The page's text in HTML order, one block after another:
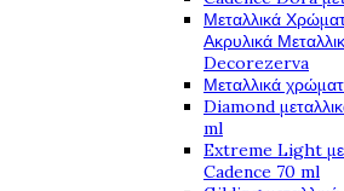
Μεταλλικά
Ακρυλικά
Decorezerva
Μεταλλικά
Diamond
ml
Extreme Light
Cadence 70 ml